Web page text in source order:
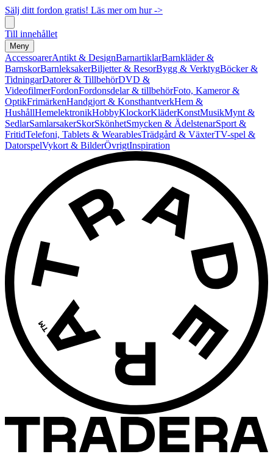
Sälj ditt fordon gratis! Läs mer om hur ->
Till innehållet
Meny
AccessoarerAntikt & DesignBarnartiklarBarnkläder &
BarnskorBarnleksakerBiljetter & ResorBygg & VerktygBöcker &
TidningarDatorer & TillbehörDVD &
VideofilmerFordonFordonsdelar & tillbehörFoto, Kameror &
OptikFrimärkenHandgjort & KonsthantverkHem &
HushållHemelektronikHobbyKlockorKläderKonstMusikMynt &
SedlarSamlarsakerSkorSkönhetSmycken & ÄdelstenarSport &
FritidTelefoni, Tablets & WearablesTrädgård & VäxterTV-spel &
DatorspelVykort & BilderÖvrigtInspiration